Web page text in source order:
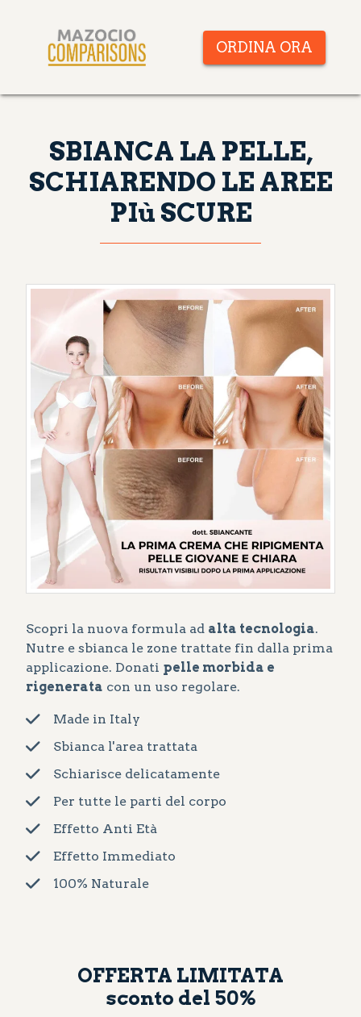
ORDINA ORA
SBIANCA LA PELLE,
SCHIARENDO LE AREE
PIù SCURE
Scopri la nuova formula ad alta tecnologia.
Nutre e sbianca le zone trattate fin dalla prima
applicazione. Donati pelle morbida e
rigenerata con un uso regolare.
Made in Italy
Sbianca l'area trattata
Schiarisce delicatamente
Per tutte le parti del corpo
Effetto Anti Età
Effetto Immediato
100% Naturale
OFFERTA LIMITATA
sconto del 50%